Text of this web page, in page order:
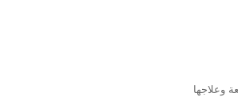
وعلاجها